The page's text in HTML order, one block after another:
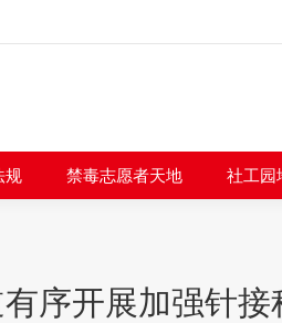
规 禁毒志愿者天地 社工园
序开展加强针接
政策法规 禁毒志愿者天地